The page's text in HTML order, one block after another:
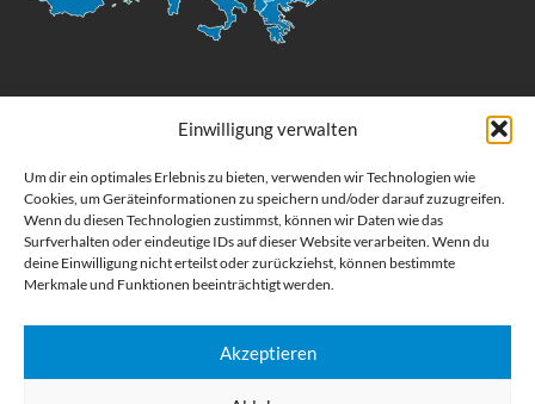
Einwilligung verwalten
Um dir ein optimales Erlebnis zu bieten, verwenden wir Technologien wie
Cookies, um Geräteinformationen zu speichern und/oder darauf zuzugreifen.
Wenn du diesen Technologien zustimmst, können wir Daten wie das
Surfverhalten oder eindeutige IDs auf dieser Website verarbeiten. Wenn du
deine Einwilligung nicht erteilst oder zurückziehst, können bestimmte
Merkmale und Funktionen beeinträchtigt werden.
Akzeptieren
Bestellen Sie gedruckte Werbemittel online für Ihr Unternehmen. Wir
drucken: Banner, Stoffe, Folien, Fahnen, Strandfahnen, Poster, Etiketten
und Aufkleber. Wir liefern unsere Druckprodukte Deutschland,
Österreich und die meisten Länder der Europäischen Union.